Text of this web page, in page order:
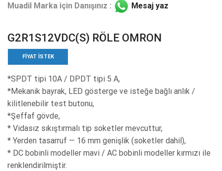
Muadil Marka için Danışınız : Mesaj yaz
G2R1S12VDC(S) RÖLE OMRON
FIYAT ISTEK
*SPDT tipi 10A / DPDT tipi 5 A,
*Mekanik bayrak, LED gösterge ve isteğe bağlı anlık /
kilitlenebilir test butonu,
*Şeffaf gövde,
* Vidasız sıkıştırmalı tip soketler mevcuttur,
* Yerden tasarruf — 16 mm genişlik (soketler dahil),
* DC bobinli modeller mavi / AC bobinli modeller kırmızı ile
renklendirilmiştir.